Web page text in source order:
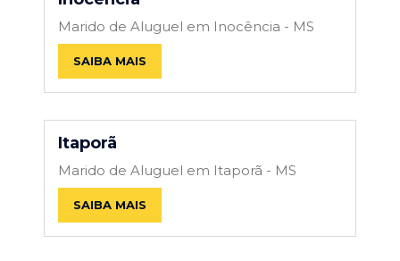
Marido de Aluguel em Inocência - MS
SAIBA MAIS
Itaporã
Marido de Aluguel em Itaporã - MS
SAIBA MAIS